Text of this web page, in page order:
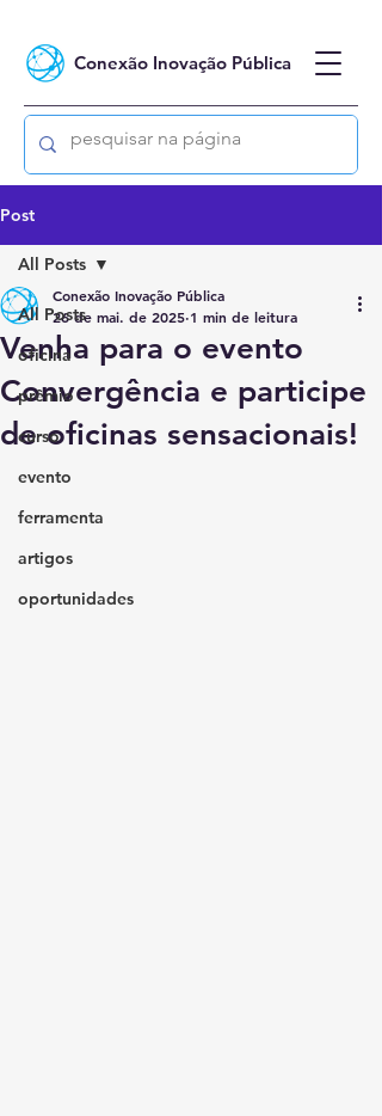
Conexão Inovação Pública
Post
All Posts
oficina
prêmio
curso
evento
ferramenta
artigos
oportunidades
All Posts
Venha para o evento
Convergência e participe
de oficinas sensacionais!
Conexão Inovação Pública
26 de mai. de 2025 1 min de leitura